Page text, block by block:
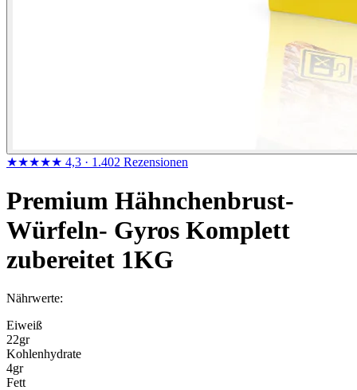
★★★★★ 4,3 · 1.402 Rezensionen
Premium Hähnchenbrust-
Würfeln- Gyros Komplett
zubereitet 1KG
Nährwerte:
Eiweiß
22gr
Kohlenhydrate
4gr
Fett